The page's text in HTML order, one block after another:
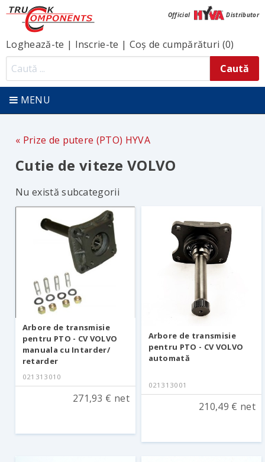
Official Distributor
Loghează-te | Inscrie-te | Coș de cumpărături (0)
MENU
Prize de putere (PTO) HYVA
Cutie de viteze VOLVO
Nu există subcategorii
Arbore de transmisie
pentru PTO - CV VOLVO
manuala cu Intarder/
retarder
021313010
271,93 € net
Arbore de transmisie
pentru PTO - CV VOLVO
automată
021313001
210,49 € net